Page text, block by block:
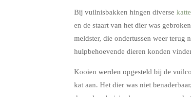
Bij vuilnisbakken hingen diverse
en de staart van het dier was
meldster, die ondertussen weer terug
hulpbehoevende dieren konden
Kooien werden opgesteld bij de
kat aan. Het dier was niet